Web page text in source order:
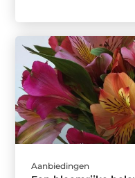
Aanbiedingen